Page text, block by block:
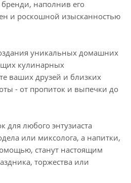
наполнив его
и роскошной изысканностью
уникальных домашних
кулинарных
ваших друзей и близких
- от пропиток и выпечки до
для любого энтузиаста
или миксолога, а напитки,
станут настоящим
торжества или